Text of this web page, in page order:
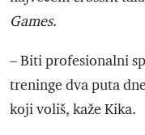
Games.
– Biti profesionalni
treninge dva puta
koji voliš, kaže Kika.